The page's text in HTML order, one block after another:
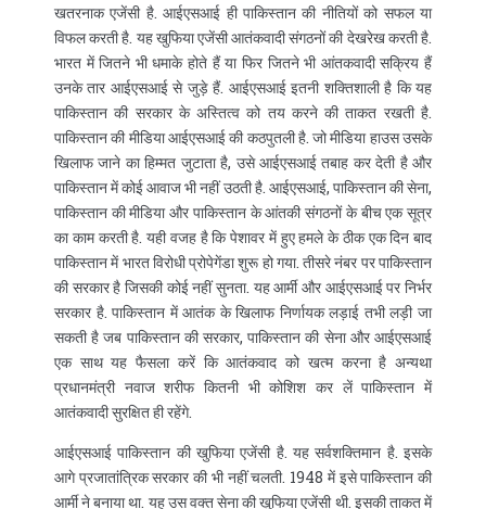
खतरनाक एजेंसी है. आईएसआई ही पाकिस्तान की नीतियों को सफल या
विफल करती है. यह खुफिया एजेंसी आतंकवादी संगठनों की देखरेख करती है.
भारत में जितने भी धमाके होते हैं या फिर जितने भी आंतकवादी सक्रिय हैं
उनके तार आईएसआई से जुड़े हैं. आईएसआई इतनी शक्तिशाली है कि यह
पाकिस्तान की सरकार के अस्तित्व को तय करने की ताकत रखती है.
पाकिस्तान की मीडिया आईएसआई की कठपुतली है. जो मीडिया हाउस उसके
खिलाफ जाने का हिम्मत जुटाता है, उसे आईएसआई तबाह कर देती है और
पाकिस्तान में कोई आवाज भी नहीं उठती है. आईएसआई, पाकिस्तान की सेना,
पाकिस्तान की मीडिया और पाकिस्तान के आंतकी संगठनों के बीच एक सूत्र
का काम करती है. यही वजह है कि पेशावर में हुए हमले के ठीक एक दिन बाद
पाकिस्तान में भारत विरोधी प्रोपेगेंडा शुरू हो गया. तीसरे नंबर पर पाकिस्तान
की सरकार है जिसकी कोई नहीं सुनता. यह आर्मी और आईएसआई पर निर्भर
सरकार है. पाकिस्तान में आतंक के खिलाफ निर्णायक लड़ाई तभी लड़ी जा
सकती है जब पाकिस्तान की सरकार, पाकिस्तान की सेना और आईएसआई
एक साथ यह फैसला करें कि आतंकवाद को खत्म करना है अन्यथा
प्रधानमंत्री नवाज शरीफ कितनी भी कोशिश कर लें पाकिस्तान में
आतंकवादी सुरक्षित ही रहेंगे.
आईएसआई पाकिस्तान की खुफिया एजेंसी है. यह सर्वशक्तिमान है. इसके
आगे प्रजातांत्रिक सरकार की भी नहीं चलती. 1948 में इसे पाकिस्तान की
आर्मी ने बनाया था. यह उस वक्त सेना की खुफिया एजेंसी थी. इसकी ताकत में